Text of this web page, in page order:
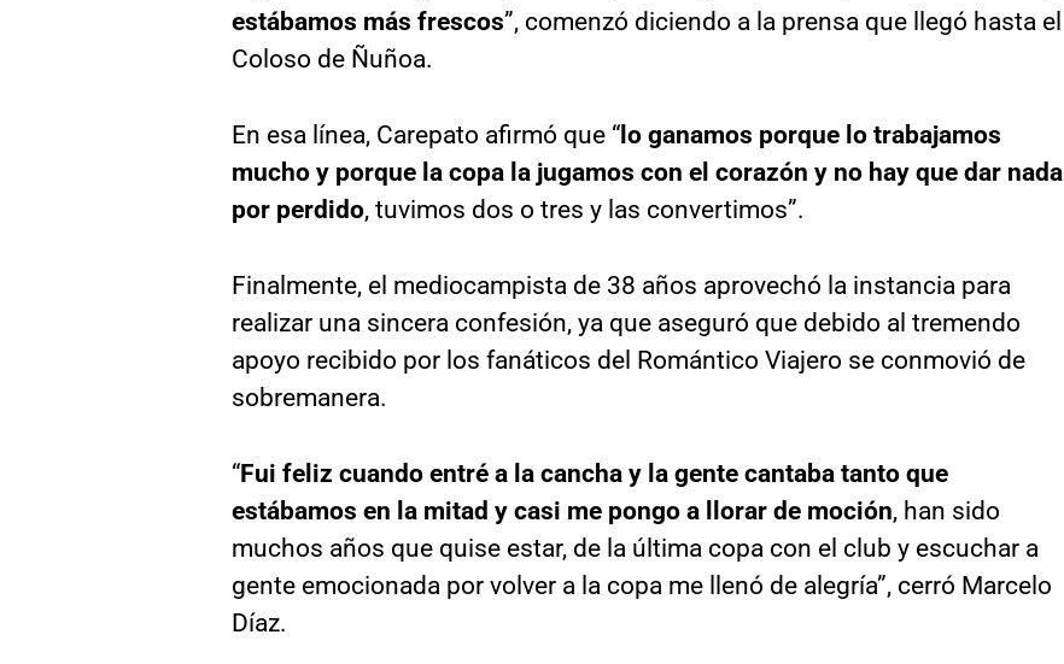
estábamos más frescos”, comenzó diciendo a la prensa que llegó hasta el
Coloso de Ñuñoa.
En esa línea, Carepato afirmó que “ lo ganamos porque lo trabajamos
mucho y porque la copa la jugamos con el corazón y no hay que dar nada
por perdido, tuvimos dos o tres y las convertimos”.
Finalmente, el mediocampista de 38 años aprovechó la instancia para
realizar una sincera confesión, ya que aseguró que debido al tremendo
apoyo recibido por los fanáticos del Romántico Viajero se conmovió de
sobremanera.
“Fui feliz cuando entré a la cancha y la gente cantaba tanto que
estábamos en la mitad y casi me pongo a llorar de moción, han sido
muchos años que quise estar, de la última copa con el club y escuchar a
gente emocionada por volver a la copa me llenó de alegría”, cerró Marcelo
Díaz.